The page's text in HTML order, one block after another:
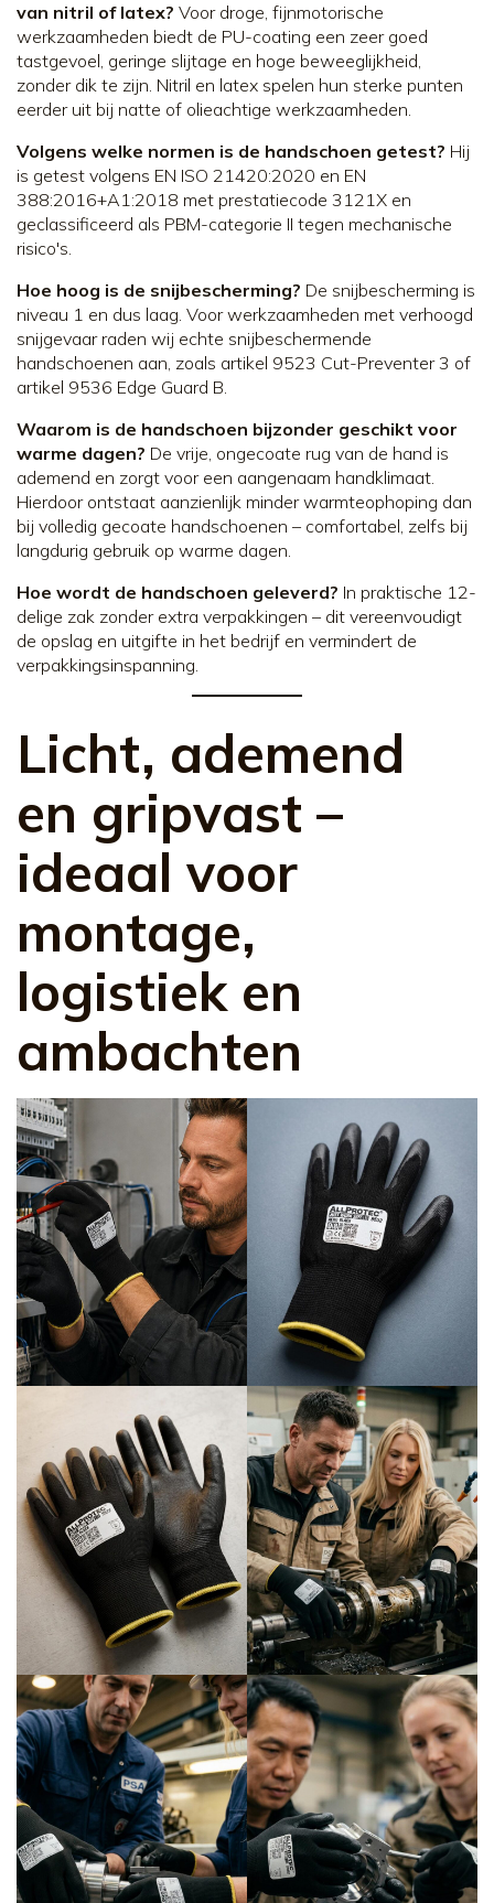
van nitril of latex? Voor droge, fijnmotorische
werkzaamheden biedt de PU-coating een zeer goed
tastgevoel, geringe slijtage en hoge beweeglijkheid,
zonder dik te zijn. Nitril en latex spelen hun sterke punten
eerder uit bij natte of olieachtige werkzaamheden.
Volgens welke normen is de handschoen getest? Hij
is getest volgens EN ISO 21420:2020 en EN
388:2016+A1:2018 met prestatiecode 3121X en
geclassificeerd als PBM-categorie II tegen mechanische
risico's.
Hoe hoog is de snijbescherming? De snijbescherming is
niveau 1 en dus laag. Voor werkzaamheden met verhoogd
snijgevaar raden wij echte snijbeschermende
handschoenen aan, zoals artikel 9523 Cut-Preventer 3 of
artikel 9536 Edge Guard B.
Waarom is de handschoen bijzonder geschikt voor
warme dagen? De vrije, ongecoate rug van de hand is
ademend en zorgt voor een aangenaam handklimaat.
Hierdoor ontstaat aanzienlijk minder warmteophoping dan
bij volledig gecoate handschoenen – comfortabel, zelfs bij
langdurig gebruik op warme dagen.
Hoe wordt de handschoen geleverd? In praktische 12-
delige zak zonder extra verpakkingen – dit vereenvoudigt
de opslag en uitgifte in het bedrijf en vermindert de
verpakkingsinspanning.
Licht, ademend
en gripvast –
ideaal voor
montage,
logistiek en
ambachten